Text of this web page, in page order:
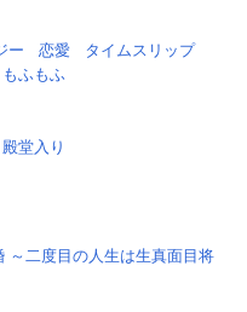
ー 恋愛
タイムスリップ
もふもふ
殿堂入り
～二度目の人生は生真面目将